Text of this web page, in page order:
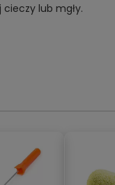
cieczy lub mgły.